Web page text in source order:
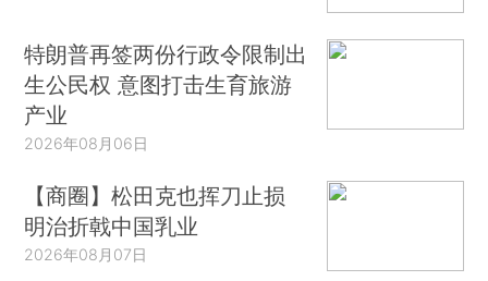
特朗普再签两份行政令限制出
生公民权 意图打击生育旅游
产业
2026年08月06日
【商圈】松田克也挥刀止损
明治折戟中国乳业
2026年08月07日